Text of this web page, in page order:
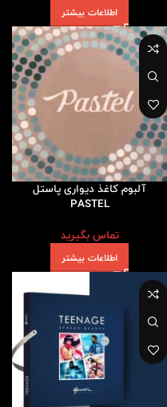
اطلاعات بیشتر
آلبوم کاغذ دیواری پاستل
PASTEL
تماس بگیرید
اطلاعات بیشتر